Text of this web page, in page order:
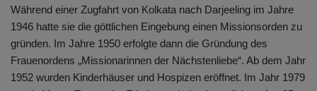
Während einer Zugfahrt von Kolkata nach Darjeeling im Jahre
1946 hatte sie die göttlichen Eingebung einen Missionsorden zu
gründen. Im Jahre 1950 erfolgte dann die Gründung des
Frauenordens „Missionarinnen der Nächstenliebe“. Ab dem Jahr
1952 wurden Kinderhäuser und Hospizen eröffnet. Im Jahr 1979